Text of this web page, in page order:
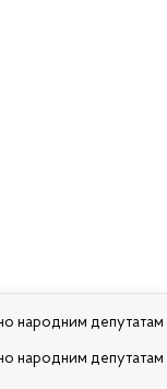
народним депутатам
народним депутатам